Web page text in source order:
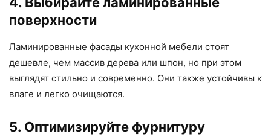
поверхности
Ламинированные фасады кухонной мебели стоят
дешевле, чем массив дерева или шпон, но при этом
выглядят стильно и современно. Они также устойчивы к
влаге и легко очищаются.
5. Оптимизируйте фурнитуру